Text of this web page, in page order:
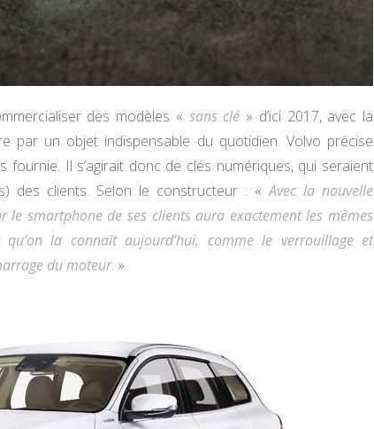
des modèles « sans clé » d’ici 2017, avec la
par un objet indispensable du quotidien. Volvo précise
fournie. Il s’agirait donc de clés numériques, qui seraient
des clients. Selon le constructeur : «Avec la nouvelle
smartphone de ses clients aura exactement les mêmes
la connaît aujourd’hui, comme le verrouillage et
du moteur. »